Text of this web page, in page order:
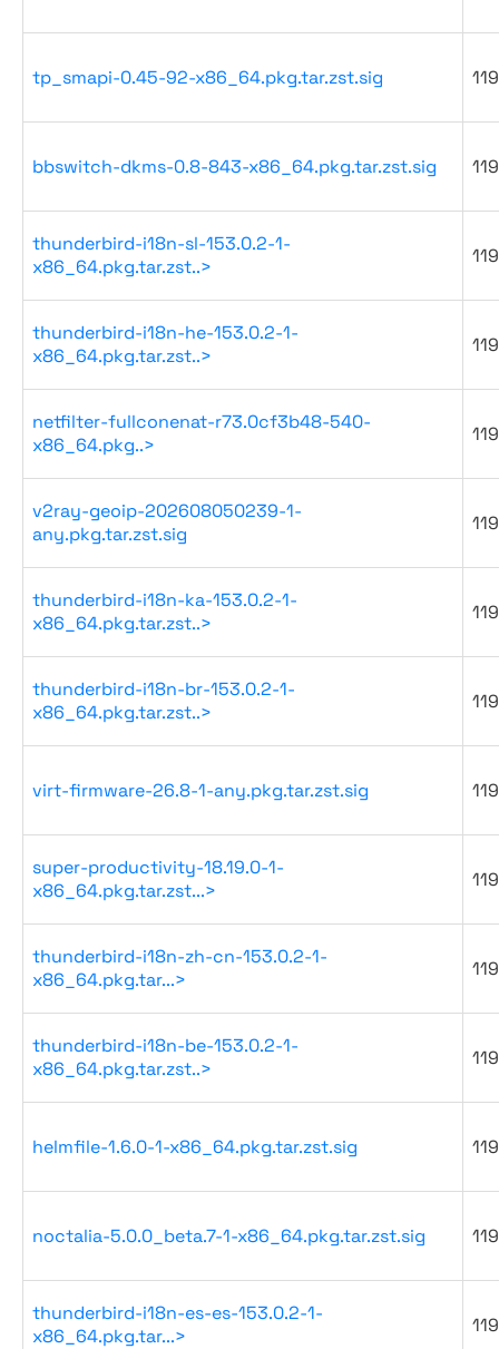
tp_smapi-0.45-92-x86_64.pkg.tar.zst.sig
bbswitch-dkms-0.8-843-x86_64.pkg.tar.zst.sig
thunderbird-i18n-sl-153.0.2-1-
x86_64.pkg.tar.zst..>
thunderbird-i18n-he-153.0.2-1-
x86_64.pkg.tar.zst..>
netfilter-fullconenat-r73.0cf3b48-540-
x86_64.pkg..>
v2ray-geoip-202608050239-1-
any.pkg.tar.zst.sig
thunderbird-i18n-ka-153.0.2-1-
x86_64.pkg.tar.zst..>
thunderbird-i18n-br-153.0.2-1-
x86_64.pkg.tar.zst..>
virt-firmware-26.8-1-any.pkg.tar.zst.sig
super-productivity-18.19.0-1-
x86_64.pkg.tar.zst...>
thunderbird-i18n-zh-cn-153.0.2-1-
x86_64.pkg.tar...>
thunderbird-i18n-be-153.0.2-1-
x86_64.pkg.tar.zst..>
helmfile-1.6.0-1-x86_64.pkg.tar.zst.sig
noctalia-5.0.0_beta.7-1-x86_64.pkg.tar.zst.sig
thunderbird-i18n-es-es-153.0.2-1-
x86_64.pkg.tar...>